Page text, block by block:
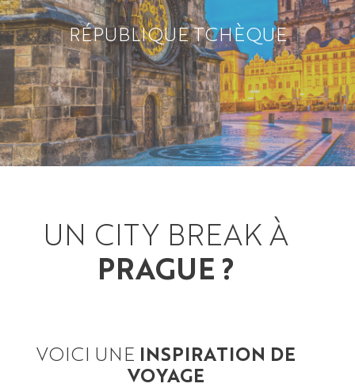
RÉPUBLIQUE TCHÈQUE
UN CITY BREAK À
PRAGUE ?
VOICI UNE INSPIRATION DE
VOYAGE